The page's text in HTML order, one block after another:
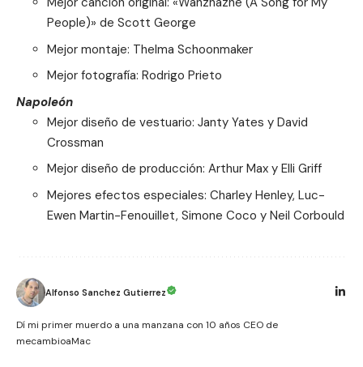
People)» de Scott George
Mejor montaje: Thelma Schoonmaker
Mejor fotografía: Rodrigo Prieto
Napoleón
Mejor diseño de vestuario: Janty Yates y David
Crossman
Mejor diseño de producción: Arthur Max y Elli Griff
Mejores efectos especiales: Charley Henley, Luc-
Ewen Martin-Fenouillet, Simone Coco y Neil Corbould
Alfonso Sanchez Gutierrez
Dí mi primer muerdo a una manzana con 10 años CEO de
mecambioaMac